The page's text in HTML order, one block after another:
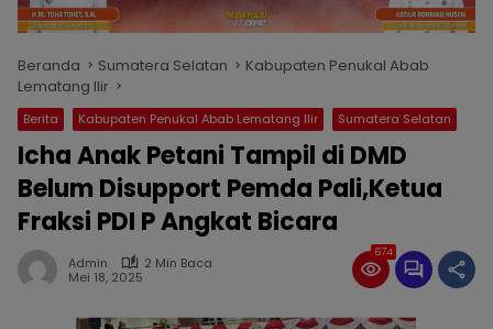
Beranda Sumatera Selatan
Kabupaten Penukal Abab
Lematang Ilir
Berita Kabupaten Penukal Abab Lematang Ilir Sumatera Selatan
Icha Anak Petani Tampil di DMD
Belum Disupport Pemda Pali,Ketua
Fraksi PDI P Angkat Bicara
Admin
2 Min Baca
Mei 18, 2025
674